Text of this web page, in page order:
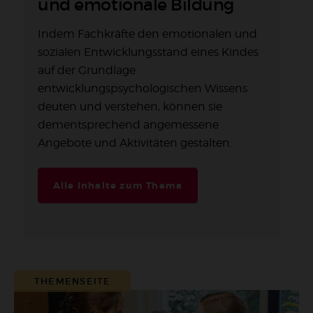
und emotionale Bildung
Indem Fachkräfte den emotionalen und
sozialen Entwicklungsstand eines Kindes
auf der Grundlage
entwicklungspsychologischen Wissens
deuten und verstehen, können sie
dementsprechend angemessene
Angebote und Aktivitäten gestalten.
Alle Inhalte zum Thema
THEMENSEITE